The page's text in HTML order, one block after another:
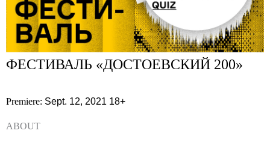
ФЕСТИВАЛЬ «ДОСТОЕВСКИЙ 200»
Premiere: Sept. 12, 2021 18+
ABOUT